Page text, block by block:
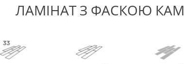
ЛАМІНАТ З ФАСКОЮ